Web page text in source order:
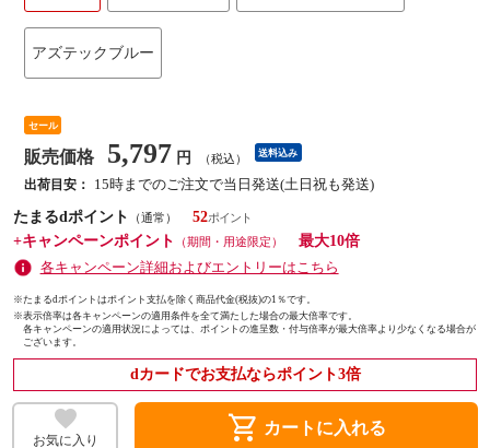
アズテックブルー
セール
販売価格 5,797 円 （税込） 送料込み
出荷目安：
15時までのご注文で当日発送(土日祝も発送)
たまるdポイント
（通常）
52
+キャンペーンポイント
（期間・用途限定）
最大10倍
各キャンペーン詳細およびエントリーはこちら
※たまるdポイントはポイント支払を除く商品代金(税抜)の1％です。
※表示倍率は各キャンペーンの適用条件を全て満たした場合の最大倍率です。
各キャンペーンの適用状況によっては、ポイントの進呈数・付与倍率が最大倍率より少なくなる場合が
ございます。
dカードでお支払ならポイント3倍
お気に入り shopping_cart カートに入れる